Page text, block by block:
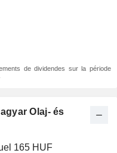
de dividendes sur la période
Olaj- és
165 HUF